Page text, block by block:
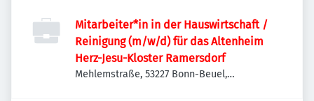
Mitarbeiter*in in der Hauswirtschaft /
Reinigung (m/w/d) für das Altenheim
Herz-Jesu-Kloster Ramersdorf
Mehlemstraße, 53227 Bonn-Beuel,